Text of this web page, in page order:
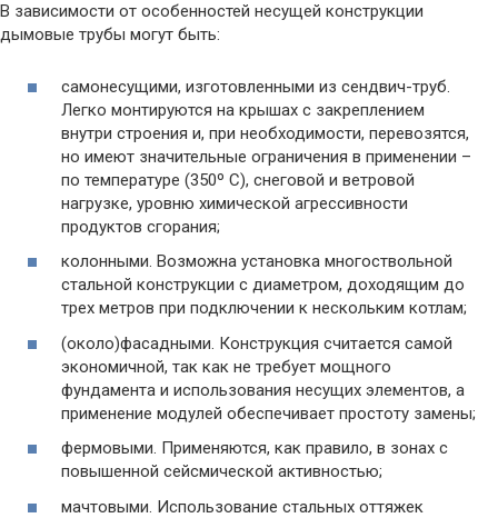
В зависимости от особенностей несущей конструкции
дымовые трубы могут быть:
самонесущими, изготовленными из сендвич-труб.
Легко монтируются на крышах с закреплением
внутри строения и, при необходимости, перевозятся,
но имеют значительные ограничения в применении –
по температуре (350º С), снеговой и ветровой
нагрузке, уровню химической агрессивности
продуктов сгорания;
колонными. Возможна установка многоствольной
стальной конструкции с диаметром, доходящим до
трех метров при подключении к нескольким котлам;
(около)фасадными. Конструкция считается самой
экономичной, так как не требует мощного
фундамента и использования несущих элементов, а
применение модулей обеспечивает простоту замены;
фермовыми. Применяются, как правило, в зонах с
повышенной сейсмической активностью;
мачтовыми. Использование стальных оттяжек